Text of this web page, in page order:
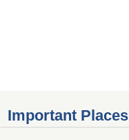
Important Places